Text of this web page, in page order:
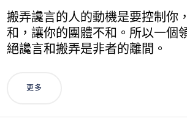
搬弄讒言的人的動機是要控制你
和，讓你的團體不和。所以一個
絕讒言和搬弄是非者的離間。
更多